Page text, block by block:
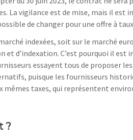
La vigilance est de mise, mais il est
de changer pour une offre à
indexées, soit sur le marché
et d’indexation. C’est pourquoi il
essayent tous de proposer
puisque les fournisseurs
mêmes taxes, qui représentent
?